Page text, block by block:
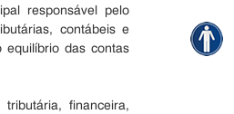
responsável pelo
contábeis e
das contas
financeira,